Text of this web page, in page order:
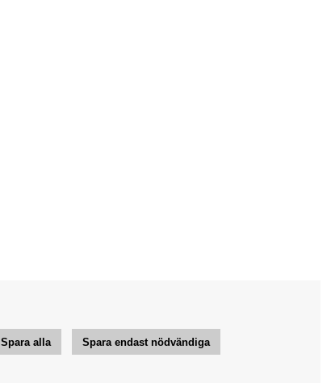
Spara alla Spara endast nödvändiga